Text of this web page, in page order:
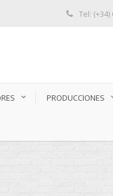
Tel: (+34)
PRODUCCIONES